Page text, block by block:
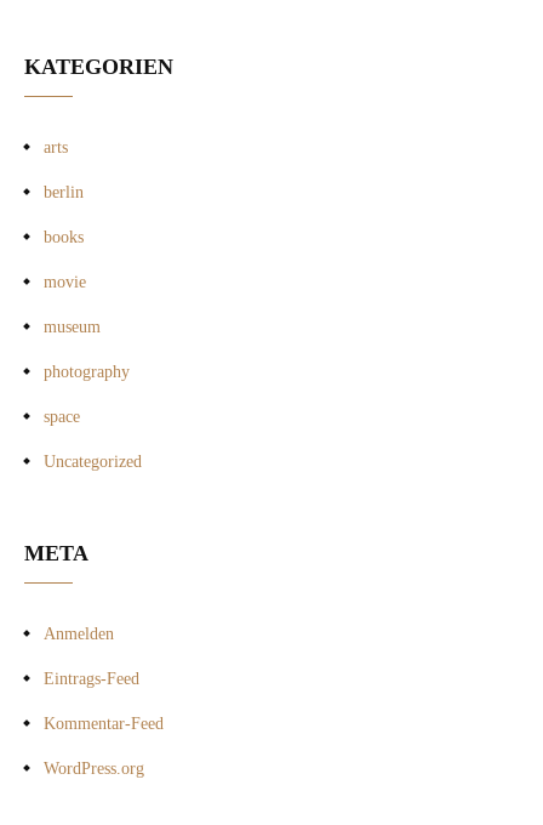
KATEGORIEN
arts
berlin
books
movie
museum
photography
space
Uncategorized
META
Anmelden
Eintrags-Feed
Kommentar-Feed
WordPress.org